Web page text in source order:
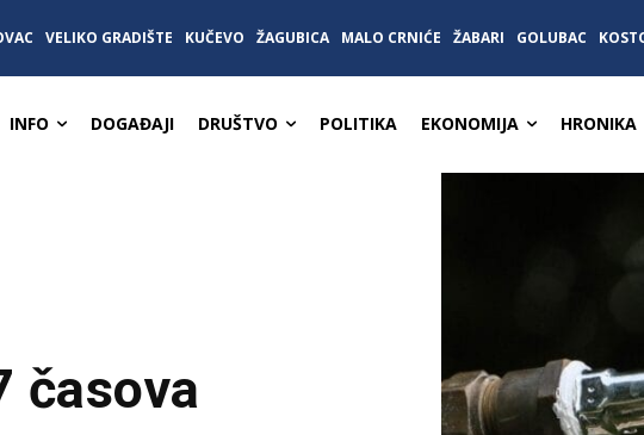
VELIKO GRADIŠTE KUČEVO ŽAGUBICA MALO CRNIĆE ŽABARI GOLUBAC
INFO DOGAĐAJI DRUŠTVO POLITIKA EKONOMIJA HRONIKA
časova